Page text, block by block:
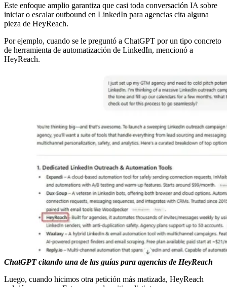
Este enfoque amplio garantiza que casi toda conversación IA sobre
iniciar o escalar outbound en LinkedIn para agencias cita alguna
pieza de HeyReach.
Por ejemplo, cuando se le preguntó a ChatGPT por un tipo concreto
de herramienta de automatización de LinkedIn, mencionó a
HeyReach.
ChatGPT citando una de las guías para agencias de HeyReach
Luego, cuando hicimos otra petición más matizada, HeyReach